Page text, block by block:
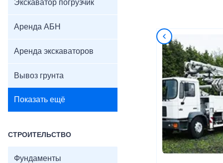
Экскаватор погрузчик
Аренда АБН
Аренда экскаваторов
Вывоз грунта
Показать ещё
СТРОИТЕЛЬСТВО
Фундаменты